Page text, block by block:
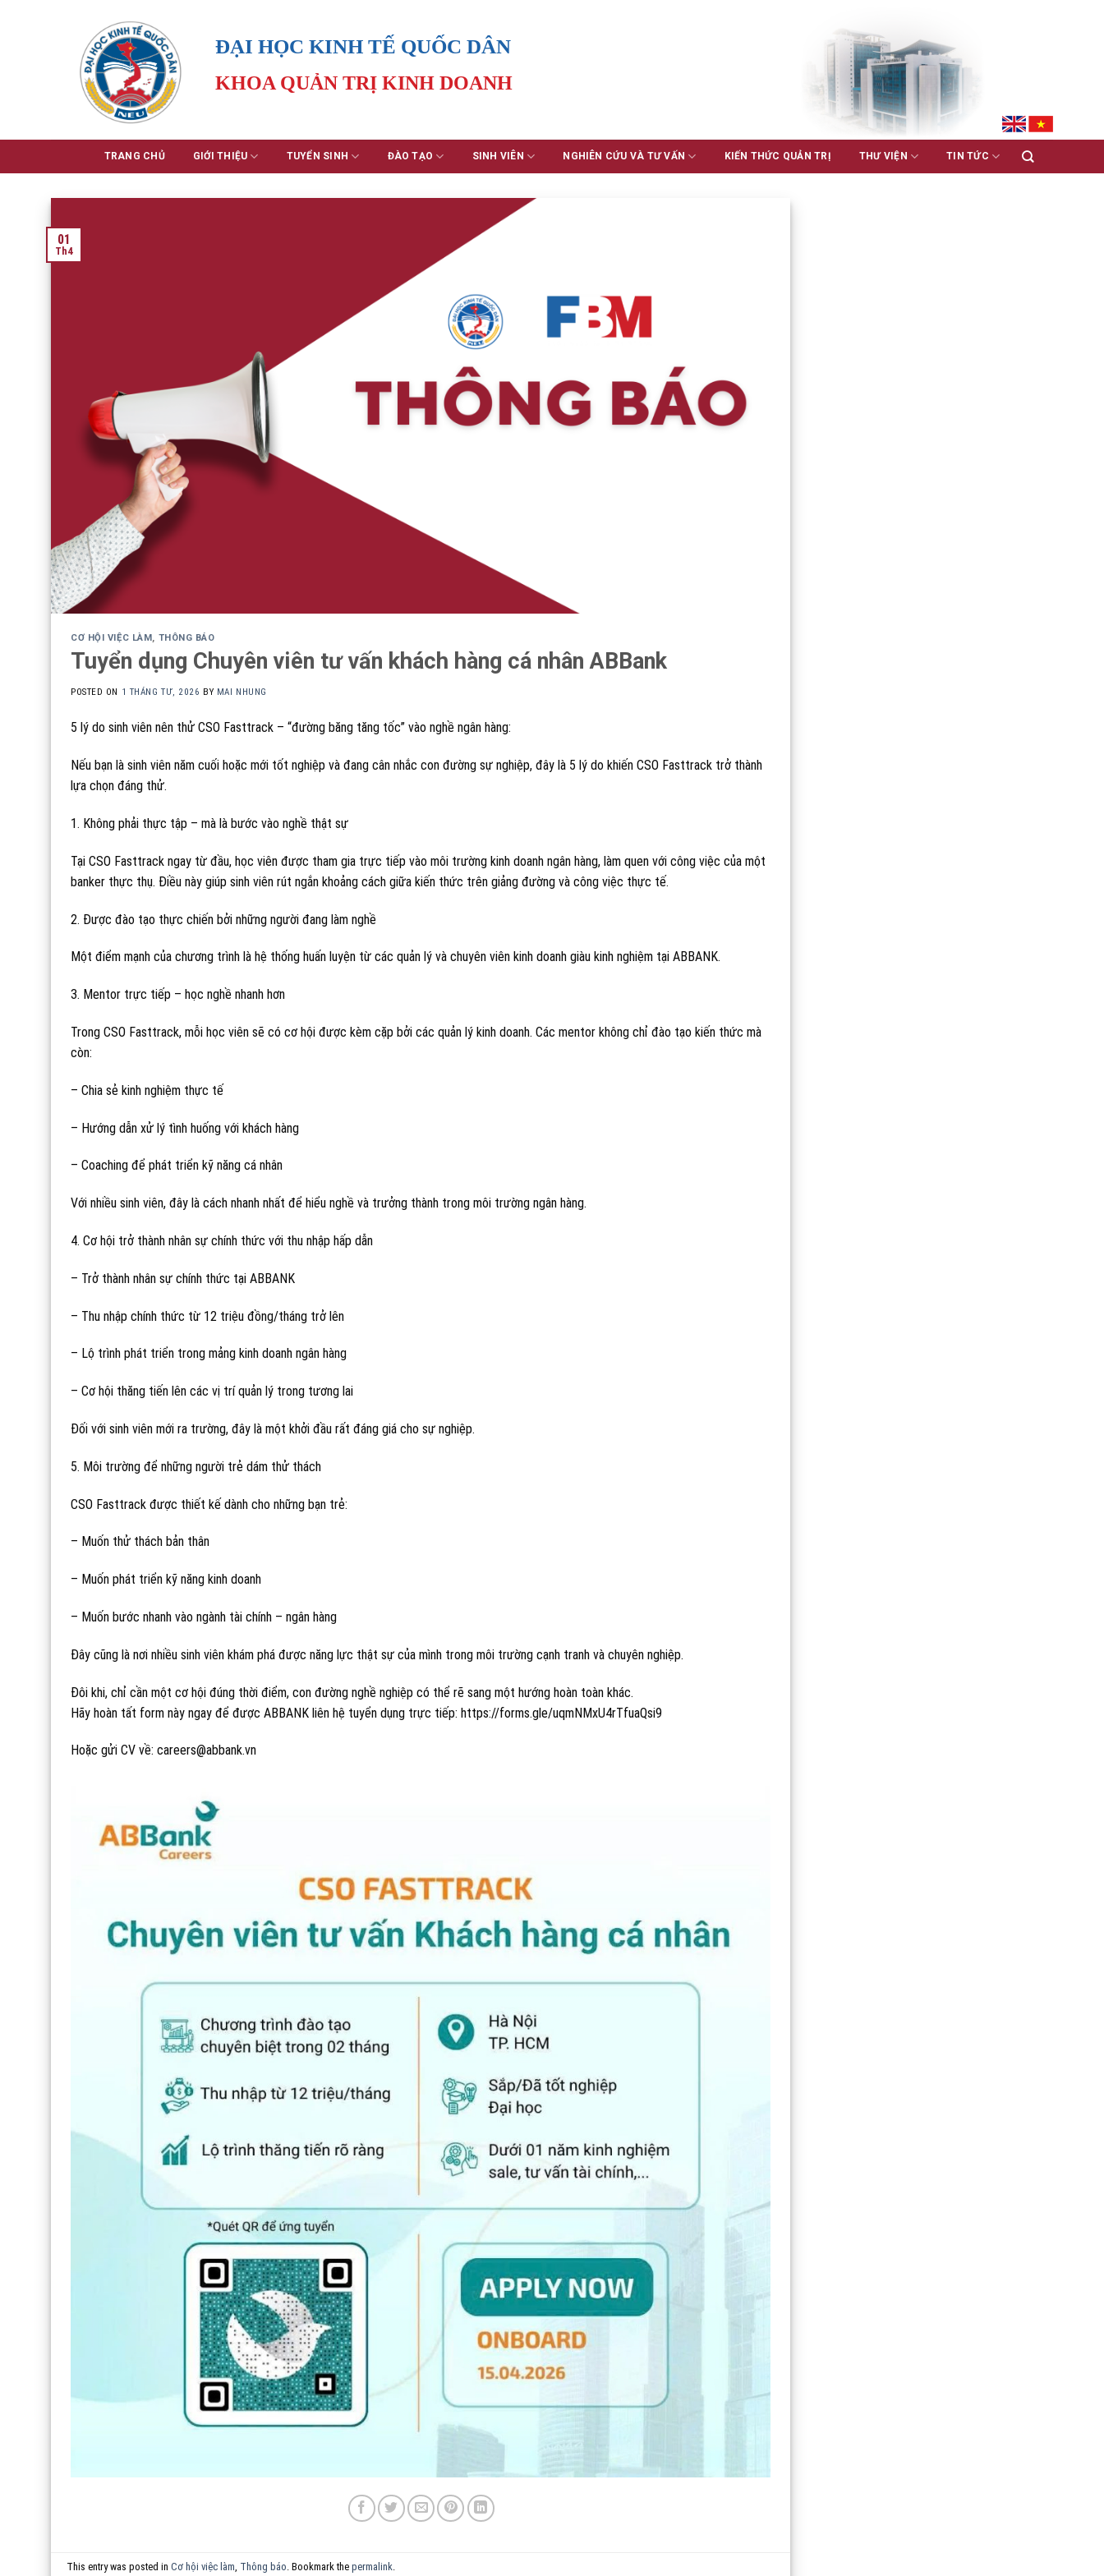
ĐẠI HỌC KINH TẾ QUỐC DÂN
KHOA QUẢN TRỊ KINH DOANH
TRANG CHỦ GIỚI THIỆU TUYỂN SINH ĐÀO TẠO SINH VIÊN NGHIÊN CỨU VÀ TƯ VẤN KIẾN THỨC QUẢN TRỊ THƯ VIỆN TIN TỨC
01
Th4
CƠ HỘI VIỆC LÀM , THÔNG BÁO
Tuyển dụng Chuyên viên tư vấn khách hàng cá nhân ABBank
POSTED ON 1 THÁNG TƯ, 2026 BY MAI NHUNG
5 lý do sinh viên nên thử CSO Fasttrack – “đường băng tăng tốc” vào nghề ngân hàng:
Nếu bạn là sinh viên năm cuối hoặc mới tốt nghiệp và đang cân nhắc con đường sự nghiệp, đây là 5 lý do khiến CSO Fasttrack trở thành
lựa chọn đáng thử.
1. Không phải thực tập – mà là bước vào nghề thật sự
Tại CSO Fasttrack ngay từ đầu, học viên được tham gia trực tiếp vào môi trường kinh doanh ngân hàng, làm quen với công việc của một
banker thực thụ. Điều này giúp sinh viên rút ngắn khoảng cách giữa kiến thức trên giảng đường và công việc thực tế.
2. Được đào tạo thực chiến bởi những người đang làm nghề
Một điểm mạnh của chương trình là hệ thống huấn luyện từ các quản lý và chuyên viên kinh doanh giàu kinh nghiệm tại ABBANK.
3. Mentor trực tiếp – học nghề nhanh hơn
Trong CSO Fasttrack, mỗi học viên sẽ có cơ hội được kèm cặp bởi các quản lý kinh doanh. Các mentor không chỉ đào tạo kiến thức mà
còn:
– Chia sẻ kinh nghiệm thực tế
– Hướng dẫn xử lý tình huống với khách hàng
– Coaching để phát triển kỹ năng cá nhân
Với nhiều sinh viên, đây là cách nhanh nhất để hiểu nghề và trưởng thành trong môi trường ngân hàng.
4. Cơ hội trở thành nhân sự chính thức với thu nhập hấp dẫn
– Trở thành nhân sự chính thức tại ABBANK
– Thu nhập chính thức từ 12 triệu đồng/tháng trở lên
– Lộ trình phát triển trong mảng kinh doanh ngân hàng
– Cơ hội thăng tiến lên các vị trí quản lý trong tương lai
Đối với sinh viên mới ra trường, đây là một khởi đầu rất đáng giá cho sự nghiệp.
5. Môi trường để những người trẻ dám thử thách
CSO Fasttrack được thiết kế dành cho những bạn trẻ:
– Muốn thử thách bản thân
– Muốn phát triển kỹ năng kinh doanh
– Muốn bước nhanh vào ngành tài chính – ngân hàng
Đây cũng là nơi nhiều sinh viên khám phá được năng lực thật sự của mình trong môi trường cạnh tranh và chuyên nghiệp.
Đôi khi, chỉ cần một cơ hội đúng thời điểm, con đường nghề nghiệp có thể rẽ sang một hướng hoàn toàn khác.
Hãy hoàn tất form này ngay để được ABBANK liên hệ tuyển dụng trực tiếp: https://forms.gle/uqmNMxU4rTfuaQsi9
Hoặc gửi CV về: careers@abbank.vn
This entry was posted inCơ hội việc làm Thông báo . Bookmark thepermalink